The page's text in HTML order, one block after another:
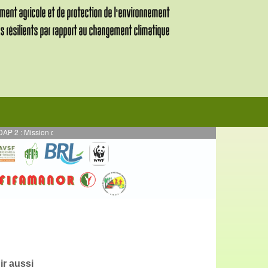
: Mission de supervision des activités en AE mises en œuvre en par DURRELL -
aussi